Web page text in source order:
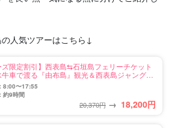
人気ツアーはこちら↓
ズ限定割引】西表島⇆石垣島フェリーチケット
車で渡る『由布島』観光＆西表島ジャングル
ーツアー★写真無料（No.546）
8:00〜17:55
約9時間
20,370円 → 18,200円